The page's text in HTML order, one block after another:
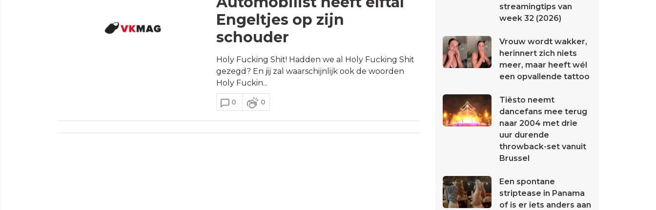
Engeltjes op zijn
schouder
Holy Fucking Shit! Hadden we al Holy Fucking Shit
gezegd? En jij zal waarschijnlijk ook de woorden
Holy Fuckin...
0 0
streamingtips van
week 32 (2026)
Vrouw wordt wakker,
herinnert zich niets
meer, maar heeft wél
een opvallende tattoo
Tiësto neemt
dancefans mee terug
naar 2004 met drie
uur durende
throwback-set vanuit
Brussel
Een spontane
striptease in Panama
of is er iets anders aan